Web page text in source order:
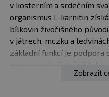
v kosterním a srdečním
organismus L-karnitin
bílkovin živočišného
v játrech, mozku a
základní funkcí je podpora
přenašeč mastnýchZobrazit